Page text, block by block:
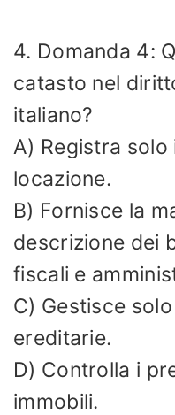
4. Domanda 4:
catasto nel
italiano?
A) Registra
locazione.
B) Fornisce la
descrizione dei
fiscali e
C) Gestisce
ereditarie.
D) Controlla i
immobili.